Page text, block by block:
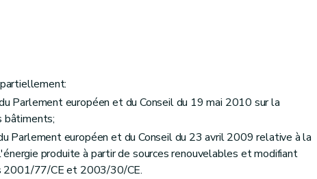
Parlement européen et du Conseil du 19 mai 2010 sur la
bâtiments;
Parlement européen et du Conseil du 23 avril 2009 relative à la
produite à partir de sources renouvelables et modifiant
2001/77/CE et 2003/30/CE.